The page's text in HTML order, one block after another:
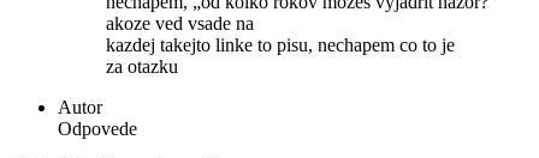
akoze ved vsade na
kazdej takejto linke to pisu, nechapem co to je
za otazku
Autor
Odpovede